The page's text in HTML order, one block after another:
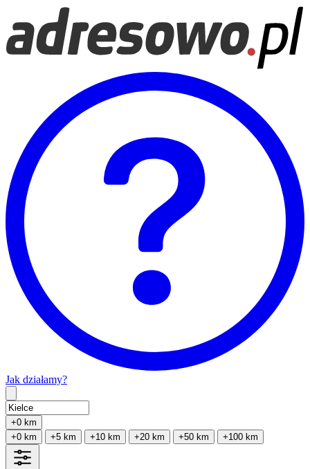
Jak działamy?
+0 km
+0 km
+5 km +10 km +20 km +50 km +100 km